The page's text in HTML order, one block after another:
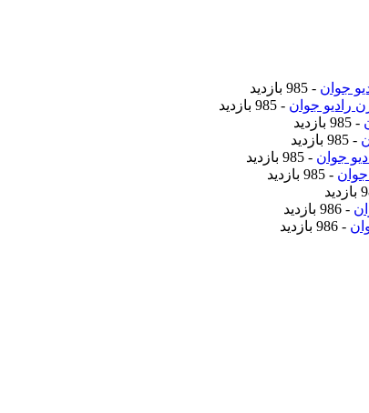
جوان - 985 بازدید
رادیو جوان - 985 بازدید
- 985 بازدید
- 985 بازدید
جوان - 985 بازدید
جوان - 985 بازدید
- 986 بازدید
- 986 بازدید